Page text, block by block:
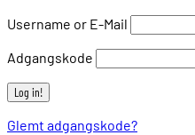
Username or E-Mail
Adgangskode
Glemt adgangskode?